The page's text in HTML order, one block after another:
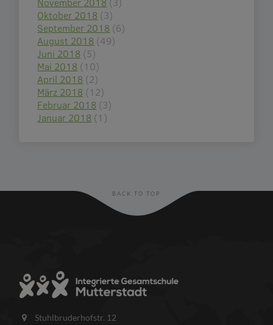
Oktober 2018 (3)
September 2018 (6)
August 2018 (49)
Juni 2018 (5)
Mai 2018 (10)
April 2018 (2)
März 2018 (12)
Februar 2018 (3)
Januar 2018 (1)
BACK TO TOP
Stuhlbruderhofstr. 12